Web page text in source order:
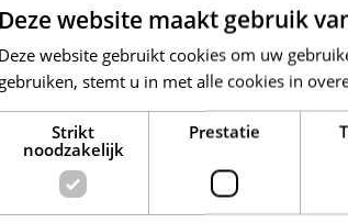
Origanum 'Kent Beauty'
Deze website maakt gebruik
Deze website gebruikt cookies om uw
gebruiken, stemt u in met alle cookies in
Strikt
noodzakelijk
Prestatie